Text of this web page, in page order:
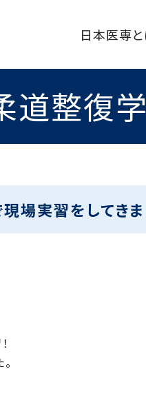
日本医専
道整復
場実習をしてきま